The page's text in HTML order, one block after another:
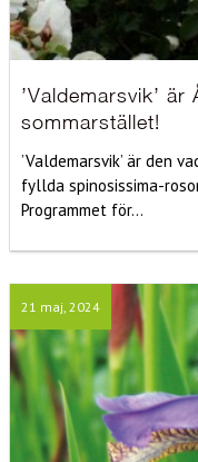
’Valdemarsvik’
sommarstället!
’Valdemarsvik’ är den
fyllda spinosissima-
Programmet för...
21 maj, 2024